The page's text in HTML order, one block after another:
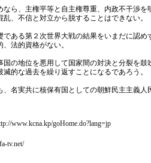
なら、主権平等と自主権尊重、内政不干渉
、不信と対立から脱することはできない。
である第２次世界大戦の結果をいまだに認
法的資格がない。
国の地位を悪用して国家間の対決と分裂を
的な過去を繰り返すことになるであろう。
名実共に核保有国としての朝鮮民主主義
www.kcna.kp/goHome.do?lang=jp
tv.net/